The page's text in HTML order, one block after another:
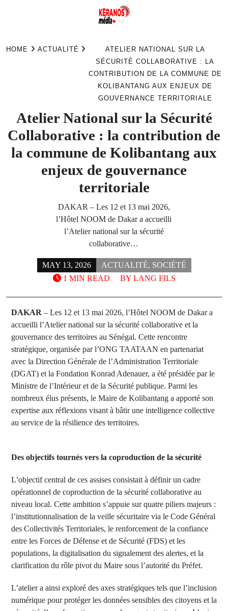
HOME ACTUALITÉ
ATELIER NATIONAL SUR LA
SÉCURITÉ COLLABORATIVE : LA
CONTRIBUTION DE LA COMMUNE DE
KOLIBANTANG AUX ENJEUX DE
GOUVERNANCE TERRITORIALE
Atelier National sur la Sécurité
Collaborative : la contribution de
la commune de Kolibantang aux
enjeux de gouvernance
territoriale
DAKAR – Les 12 et 13 mai 2026,
l’Hôtel NOOM de Dakar a accueilli
l’Atelier national sur la sécurité
collaborative…
MAY 13, 2026 ACTUALITÉ, SOCIÉTÉ
BY LANG FILS
1 MIN READ
DAKAR – Les 12 et 13 mai 2026, l’Hôtel NOOM de Dakar a
accueilli l’Atelier national sur la sécurité collaborative et la
gouvernance des territoires au Sénégal. Cette rencontre
stratégique, organisée par l’ONG TAATAAN en partenariat
avec la Direction Générale de l’Administration Territoriale
(DGAT) et la Fondation Konrad Adenauer, a été présidée par le
Ministre de l’Intérieur et de la Sécurité publique. Parmi les
nombreux élus présents, le Maire de Kolibantang a apporté son
expertise aux réflexions visant à bâtir une intelligence collective
au service de la résilience des territoires.
Des objectifs tournés vers la coproduction de la sécurité
L’objectif central de ces assises consistait à définir un cadre
opérationnel de coproduction de la sécurité collaborative au
niveau local. Cette ambition s’appuie sur quatre piliers majeurs :
l’institutionnalisation de la veille sécuritaire via le Code Général
des Collectivités Territoriales, le renforcement de la confiance
entre les Forces de Défense et de Sécurité (FDS) et les
populations, la digitalisation du signalement des alertes, et la
clarification du rôle pivot du Maire sous l’autorité du Préfet.
L’atelier a ainsi exploré des axes stratégiques tels que l’inclusion
numérique pour protéger les données sensibles des citoyens et la